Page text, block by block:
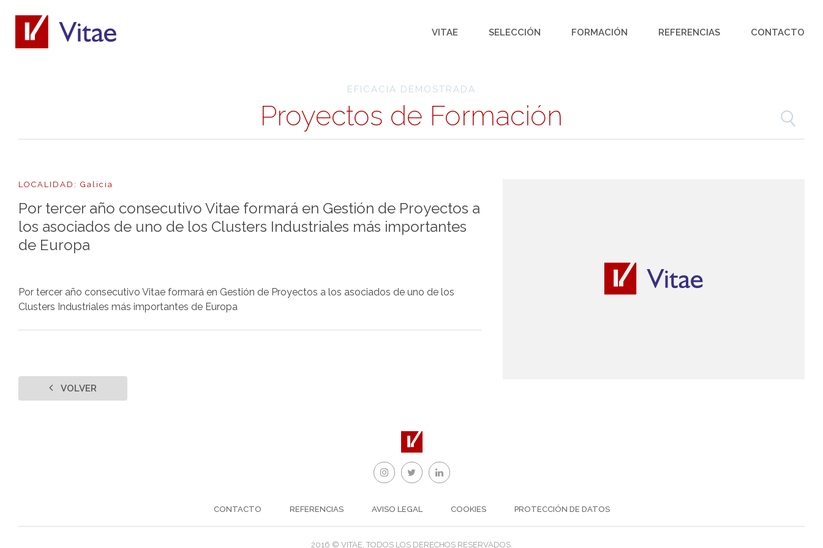
VITAE SELECCIÓN FORMACIÓN REFERENCIAS CONTACTO
EFICACIA DEMOSTRADA
Proyectos de Formación
LOCALIDAD: Galicia
Por tercer año consecutivo Vitae formará en Gestión de Proyectos a
los asociados de uno de los Clusters Industriales más importantes
de Europa
Por tercer año consecutivo Vitae formará en Gestión de Proyectos a los asociados de uno de los
Clusters Industriales más importantes de Europa
VOLVER
CONTACTO REFERENCIAS AVISO LEGAL COOKIES PROTECCIÓN DE DATOS
2016 © VITAE, TODOS LOS DERECHOS RESERVADOS.